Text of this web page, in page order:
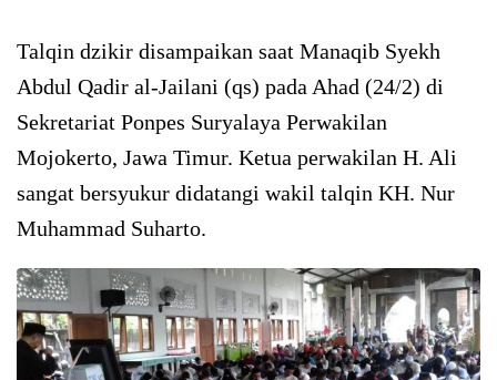
Talqin dzikir disampaikan saat Manaqib Syekh
Abdul Qadir al-Jailani (qs) pada Ahad (24/2) di
Sekretariat Ponpes Suryalaya Perwakilan
Mojokerto, Jawa Timur. Ketua perwakilan H. Ali
sangat bersyukur didatangi wakil talqin KH. Nur
Muhammad Suharto.